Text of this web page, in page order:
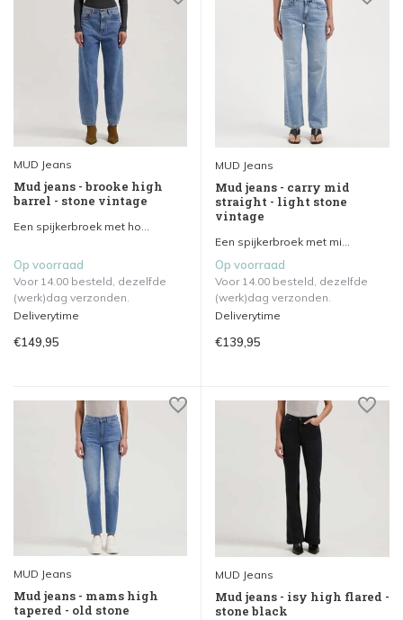
MUD Jeans
Mud jeans - brooke high
barrel - stone vintage
Een spijkerbroek met ho...
Op voorraad
Voor 14.00 besteld, dezelfde
(werk)dag verzonden.
Deliverytime
€149,95
MUD Jeans
Mud jeans - carry mid
straight - light stone
vintage
Een spijkerbroek met mi...
Op voorraad
Voor 14.00 besteld, dezelfde
(werk)dag verzonden.
Deliverytime
€139,95
MUD Jeans
Mud jeans - mams high
tapered - old stone
MUD Jeans
Mud jeans - isy high flared -
stone black